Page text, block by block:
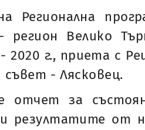
Регионална
регион Велико
- 2020 г., приета с
съвет - Лясковец.
отчет за
резултатите от